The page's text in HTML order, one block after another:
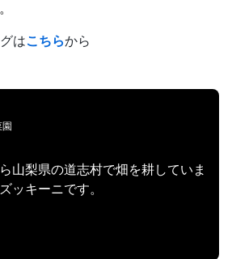
はこちらから
山梨県の道志村で畑を耕していま
ッキーニです。